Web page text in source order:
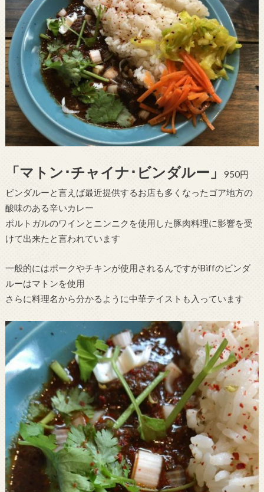
「マトン･チャイナ･ビンダルー」
950円
ビンダルーと言えば最近提供するお店も多くなったゴア地方の
酸味のある辛いカレー
ポルトガルのワインとニンニクを使用した豚肉料理に影響を受
けて出来たと言われています
一般的にはポークやチキンが使用されるんですがBiffのビンダ
ルーはマトンを使用
さらに料理名から分かるように中華テイストも入っています